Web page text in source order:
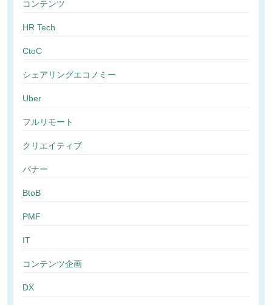
コンテンツ
HR Tech
CtoC
シェアリングエコノミー
Uber
フルリモート
クリエイティブ
バナー
BtoB
PMF
IT
コンテンツ企画
DX